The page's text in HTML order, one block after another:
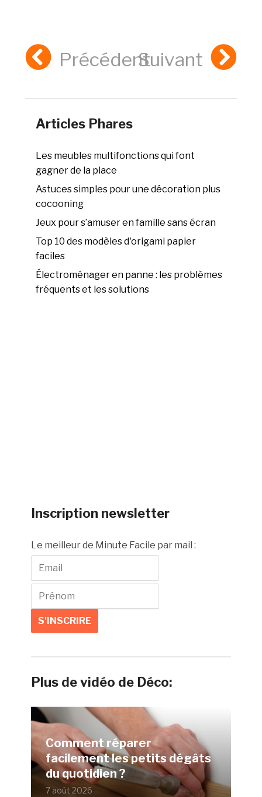
PrécédentSuivant
Articles Phares
Les meubles multifonctions qui font
gagner de la place
Astuces simples pour une décoration plus
cocooning
Jeux pour s’amuser en famille sans écran
Top 10 des modèles d'origami papier
faciles
Électroménager en panne : les problèmes
fréquents et les solutions
Inscription newsletter
Le meilleur de Minute Facile par mail :
Plus de vidéo de Déco:
Comment réparer
facilement les petits dégâts
du quotidien ?
7 août 2026